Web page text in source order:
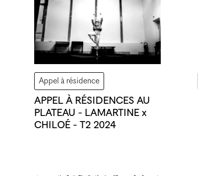
Appel à résidence
APPEL À RÉSIDENCES AU
PLATEAU - LAMARTINE x
CHILOÉ - T2 2024